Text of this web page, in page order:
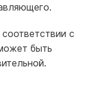
с
быть